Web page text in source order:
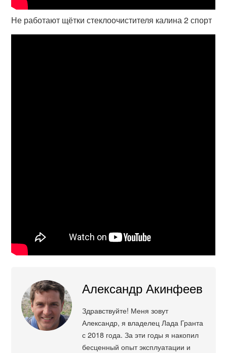
Не работают щётки стеклоочистителя калина 2 спорт
Александр Акинфеев
Здравствуйте! Меня зовут
Александр, я владелец Лада Гранта
с 2018 года. За эти годы я накопил
бесценный опыт эксплуатации и